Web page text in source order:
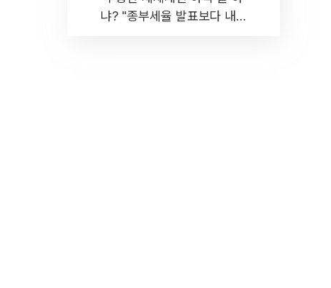
냐? "종부세율 발표보다 내릴